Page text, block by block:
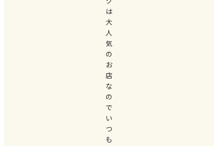
は
大
人
気
の
お
店
な
の
で
い
つ
も